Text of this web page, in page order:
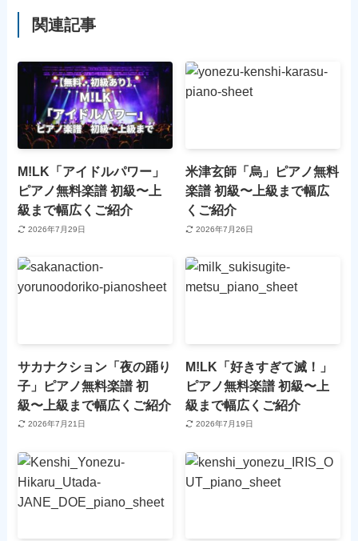
関連記事
M!LK「アイドルパワー」
ピアノ無料楽譜 初級〜上
級まで幅広くご紹介
2026年7月29日
米津玄師「烏」ピアノ無料
楽譜 初級〜上級まで幅広
くご紹介
2026年7月26日
サカナクション「夜の踊り
子」ピアノ無料楽譜 初
級〜上級まで幅広くご紹介
2026年7月21日
M!LK「好きすぎて滅！」
ピアノ無料楽譜 初級〜上
級まで幅広くご紹介
2026年7月19日